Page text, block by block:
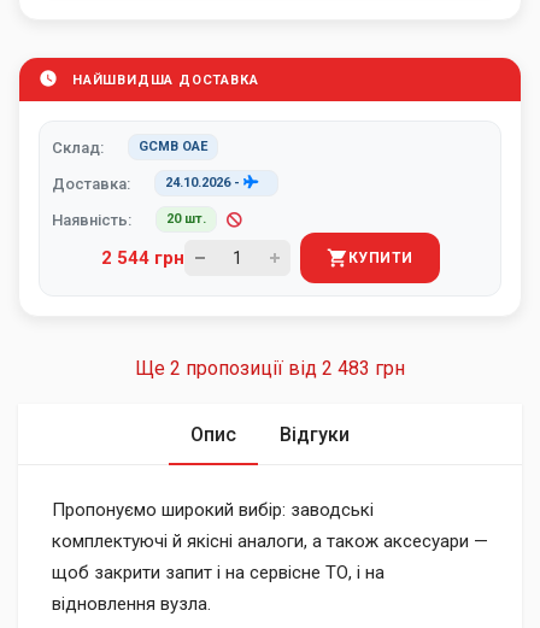
НАЙШВИДША ДОСТАВКА
Склад: GCMB ОАЕ
Доставка: 24.10.2026-
Наявність: 20 шт.
2 544 грн КУПИТИ
Ще 2 пропозиції від 2 483 грн
Опис Відгуки
Пропонуємо широкий вибір: заводські
комплектуючі й якісні аналоги, а також аксесуари —
щоб закрити запит і на сервісне ТО, і на
відновлення вузла.